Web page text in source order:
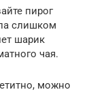
пирог
слишком
шарик
чая.
можно